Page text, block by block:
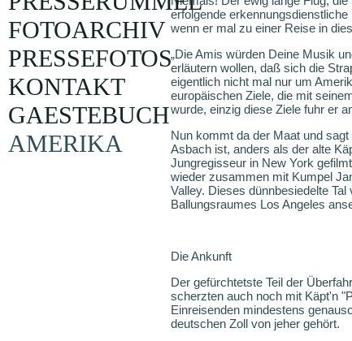
erfolgende
wenn er mal zu einer Reise in
„Die Amis würden Deine Musik
erläutern wollen, daß sich die
eigentlich nicht mal nur um
europäischen Ziele, die mit
wurde, einzig diese Ziele fuhr er
Nun kommt da der Maat und
Asbach ist, anders als der alte
Jungregisseur in New York
wieder zusammen mit Kumpel
Valley. Dieses dünnbesiedelte
Ballungsraumes Los Angeles
Die Ankunft
Der gefürchtetste Teil der
scherzten auch noch mit Käpt'n
Einreisenden mindestens
deutschen Zoll von jeher gehört.
FOTOARCHIV
PRESSEFOTOS
KONTAKT
GAESTEBUCH
AMERIKA